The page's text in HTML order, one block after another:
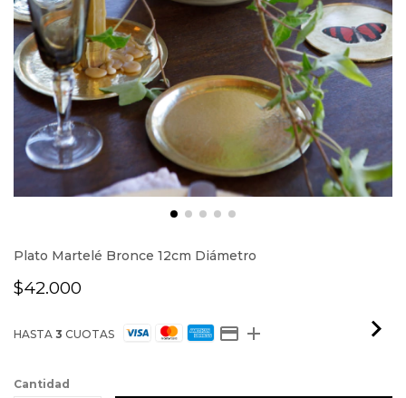
Plato Martelé Bronce 12cm Diámetro
$42.000
HASTA 3 CUOTAS
Cantidad